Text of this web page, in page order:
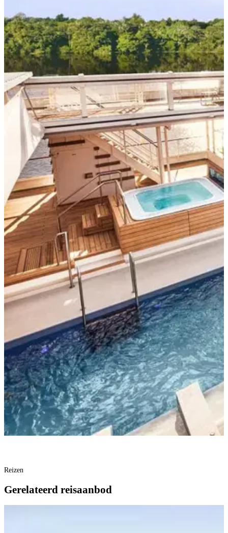
Reizen
Gerelateerd reisaanbod